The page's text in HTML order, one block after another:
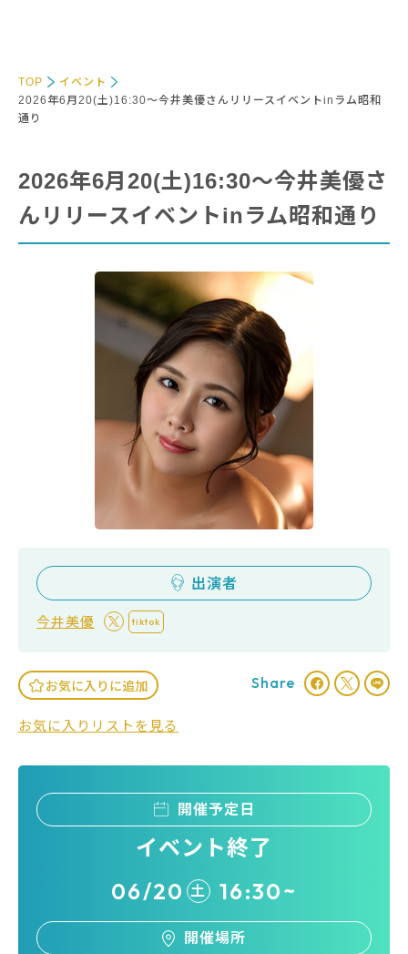
TOP
イベント
2026年6月20(土)16:30～今井美優さんリリースイベントinラム昭和
通り
2026年6月20(土)16:30～今井美優さ
んリリースイベントinラム昭和通り
出演者
今井美優 tiktok
お気に入りに追加
お気に入りリストを見る
Share
開催予定日
イベント終了
06/20 土 16:30~
開催場所